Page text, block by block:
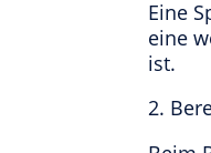
Eine
eine
ist.
2.